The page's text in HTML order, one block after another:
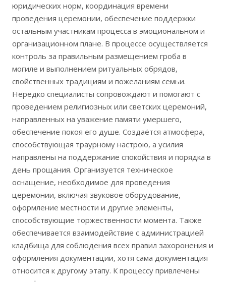
юридических норм, координация времени
проведения церемонии, обеспечение поддержки
остальным участникам процесса в эмоциональном и
организационном плане. В процессе осуществляется
контроль за правильным размещением гроба в
могиле и выполнением ритуальных обрядов,
свойственных традициям и пожеланиям семьи.
Нередко специалисты сопровождают и помогают с
проведением религиозных или светских церемоний,
направленных на уважение памяти умершего,
обеспечение покоя его душе. Создаётся атмосфера,
способствующая траурному настрою, а усилия
направлены на поддержание спокойствия и порядка в
день прощания. Организуется техническое
оснащение, необходимое для проведения
церемонии, включая звуковое оборудование,
оформление местности и другие элементы,
способствующие торжественности момента. Также
обеспечивается взаимодействие с администрацией
кладбища для соблюдения всех правил захоронения и
оформления документации, хотя сама документация
относится к другому этапу. К процессу привлечены